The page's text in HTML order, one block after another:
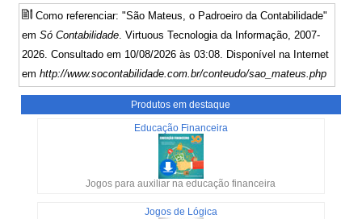
Como referenciar: "São Mateus, o Padroeiro da Contabilidade"
emSó Contabilidade. Virtuous Tecnologia da Informação, 2007-
2026. Consultado em 10/08/2026 às 03:08. Disponível na Internet
emhttp://www.socontabilidade.com.br/conteudo/sao_mateus.php
Produtos em destaque
Educação Financeira
Jogos para auxiliar na educação financeira
Jogos de Lógica